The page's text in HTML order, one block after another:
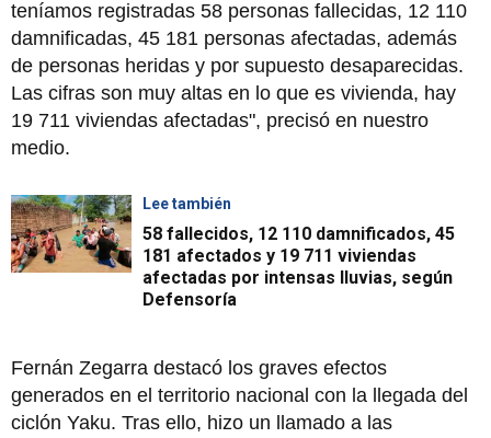
teníamos registradas 58 personas fallecidas, 12 110
damnificadas, 45 181 personas afectadas, además
de personas heridas y por supuesto desaparecidas.
Las cifras son muy altas en lo que es vivienda, hay
19 711 viviendas afectadas", precisó en nuestro
medio.
Lee también
58 fallecidos, 12 110 damnificados, 45
181 afectados y 19 711 viviendas
afectadas por intensas lluvias, según
Defensoría
Fernán Zegarra destacó los graves efectos
generados en el territorio nacional con la llegada del
ciclón Yaku. Tras ello, hizo un llamado a las